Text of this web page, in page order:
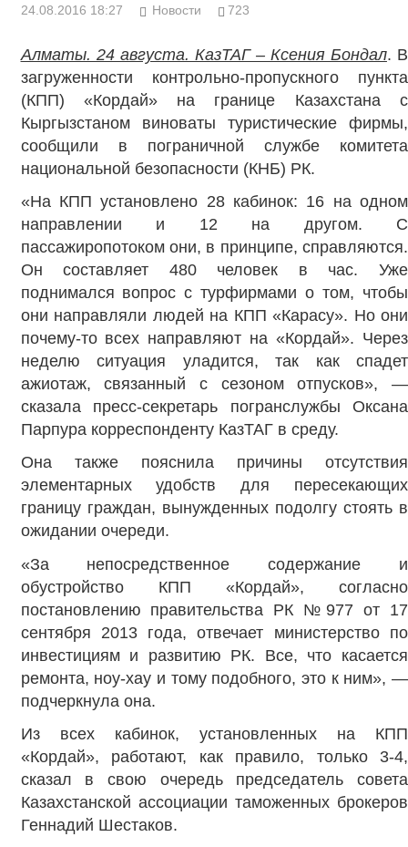
24.08.2016 18:27 Новости 723
Алматы. 24 августа. КазТАГ – Ксения Бондал. В
загруженности контрольно-пропускного пункта
(КПП) «Кордай» на границе Казахстана с
Кыргызстаном виноваты туристические фирмы,
сообщили в пограничной службе комитета
национальной безопасности (КНБ) РК.
«На КПП установлено 28 кабинок: 16 на одном
направлении и 12 на другом. С
пассажиропотоком они, в принципе, справляются.
Он составляет 480 человек в час. Уже
поднимался вопрос с турфирмами о том, чтобы
они направляли людей на КПП «Карасу». Но они
почему-то всех направляют на «Кордай». Через
неделю ситуация уладится, так как спадет
ажиотаж, связанный с сезоном отпусков», —
сказала пресс-секретарь погранслужбы Оксана
Парпура корреспонденту КазТАГ в среду.
Она также пояснила причины отсутствия
элементарных удобств для пересекающих
границу граждан, вынужденных подолгу стоять в
ожидании очереди.
«За непосредственное содержание и
обустройство КПП «Кордай», согласно
постановлению правительства РК №977 от 17
сентября 2013 года, отвечает министерство по
инвестициям и развитию РК. Все, что касается
ремонта, ноу-хау и тому подобного, это к ним», —
подчеркнула она.
Из всех кабинок, установленных на КПП
«Кордай», работают, как правило, только 3-4,
сказал в свою очередь председатель совета
Казахстанской ассоциации таможенных брокеров
Геннадий Шестаков.